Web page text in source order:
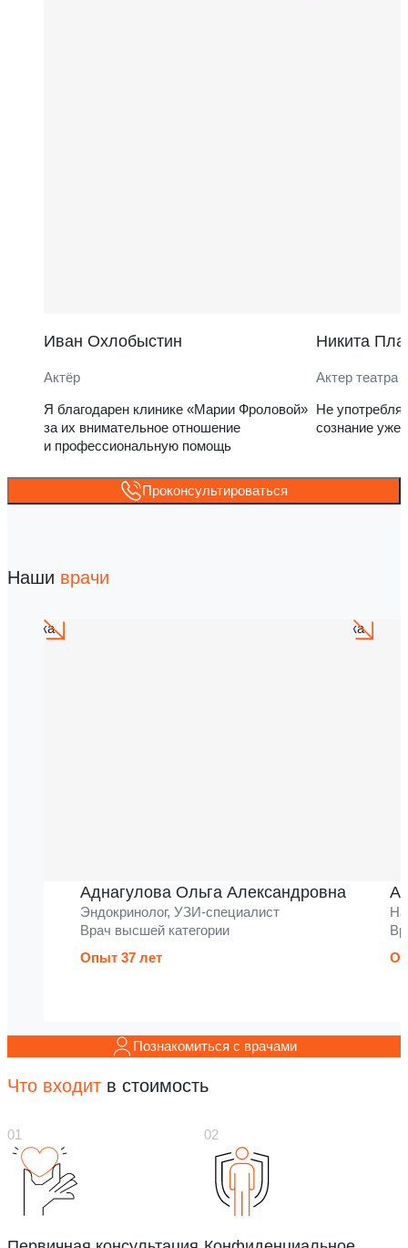
Иван Охлобыстин
Актёр
Я благодарен клинике «Марии Фроловой»
за их внимательное отношение
и профессиональную помощь
Никита
Актер театра
Не
сознание уже
Проконсультироваться
Наши врачи
Аднагулова Ольга Александровна
Эндокринолог, УЗИ-специалист
Врач высшей категории
Опыт 37 лет
Познакомиться с врачами
Что входит в стоимость